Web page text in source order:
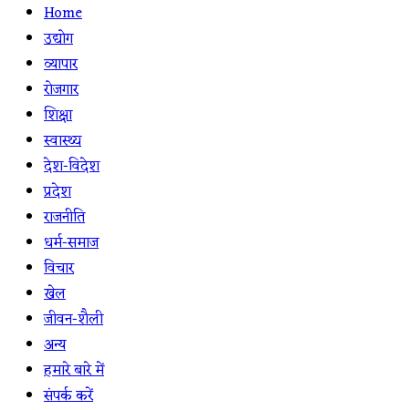
Home
उद्योग
व्यापार
रोजगार
शिक्षा
स्वास्थ्य
देश-विदेश
प्रदेश
राजनीति
धर्म-समाज
विचार
खेल
जीवन-शैली
अन्य
हमारे बारे में
संपर्क करें